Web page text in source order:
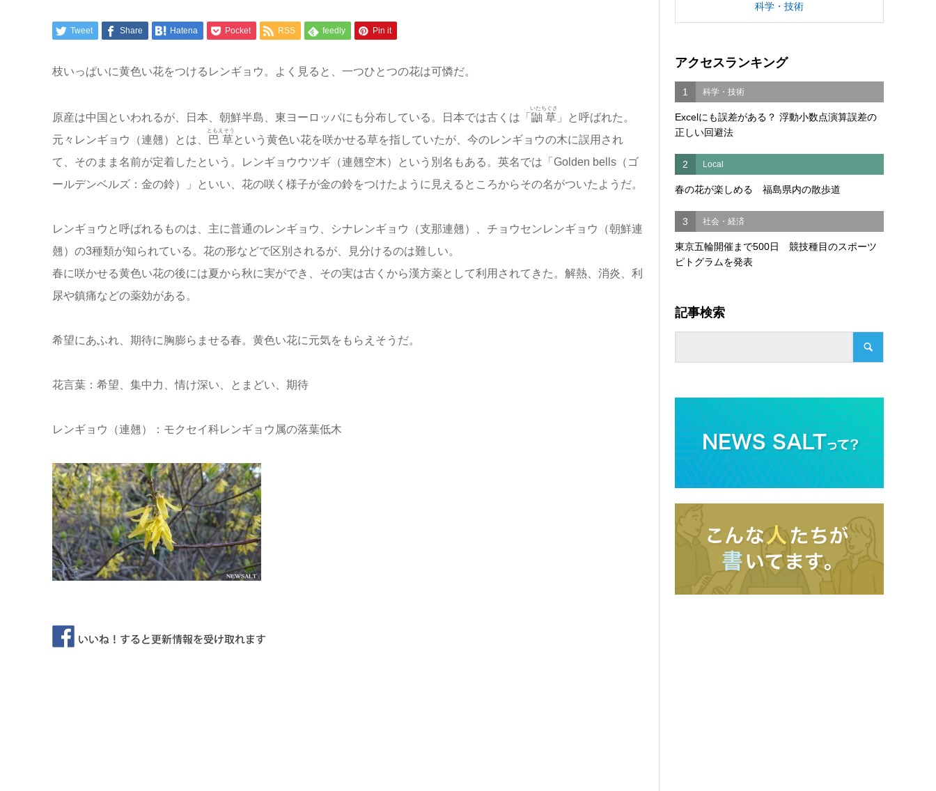
Tweet Share Hatena Pocket RSS feedly Pin it
枝いっぱいに黄色い花をつけるレンギョウ。よく見ると、一つひとつの花は可憐だ。
原産は中国といわれるが、日本、朝鮮半島、東ヨーロッパにも分布している。日本では古くは「 鼬草
いたちぐさ
」と呼ばれた。
元々レンギョウ（連翹）とは、
巴草
ともえそう
という黄色い花を咲かせる草を指していたが、今のレンギョウの木に誤用され
て、そのまま名前が定着したという。レンギョウウツギ（連翹空木）という別名もある。英名では「Golden bells（ゴ
ールデンベルズ：金の鈴）」といい、花の咲く様子が金の鈴をつけたように見えるところからその名がついたようだ。
レンギョウと呼ばれるものは、主に普通のレンギョウ、シナレンギョウ（支那連翹）、チョウセンレンギョウ（朝鮮連
翹）の3種類が知られている。花の形などで区別されるが、見分けるのは難しい。
春に咲かせる黄色い花の後には夏から秋に実ができ、その実は古くから漢方薬として利用されてきた。解熱、消炎、利
尿や鎮痛などの薬効がある。
希望にあふれ、期待に胸膨らませる春。黄色い花に元気をもらえそうだ。
花言葉：希望、集中力、情け深い、とまどい、期待
レンギョウ（連翹）：モクセイ科レンギョウ属の落葉低木
科学・技術
アクセスランキング
1 科学・技術
Excelにも誤差がある？ 浮動小数点演算誤差の
正しい回避法
2 Local
春の花が楽しめる 福島県内の散歩道
3 社会・経済
東京五輪開催まで500日 競技種目のスポーツ
ピトグラムを発表
記事検索